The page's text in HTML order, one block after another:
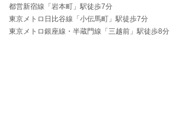
都営新宿線「岩本町」駅徒歩7分
東京メトロ日比谷線「小伝馬町」駅徒歩7分
東京メトロ銀座線・半蔵門線「三越前」駅徒歩8分